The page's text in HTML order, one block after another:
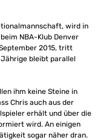
wird in
NBA-Klub Denver
2015, tritt
Jährige bleibt parallel
ihm keine Steine in
Chris auch aus der
erhält und über die
wird. An einigen
sogar näher dran.